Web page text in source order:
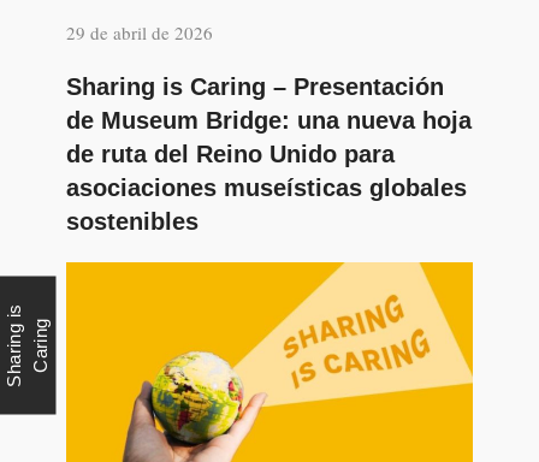
29 de abril de 2026
Sharing is Caring – Presentación
de Museum Bridge: una nueva hoja
de ruta del Reino Unido para
asociaciones museísticas globales
sostenibles
S
h
a
r
i
n
g
i
s
C
a
r
i
ng